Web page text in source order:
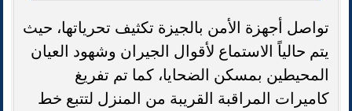
تواصل أجهزة الأمن بالجيزة تكثيف تحرياتها، حيث
يتم حالياً الاستماع لأقوال الجيران وشهود العيان
المحيطين بمسكن الضحايا، كما تم تفريغ
كاميرات المراقبة القريبة من المنزل لتتبع خط